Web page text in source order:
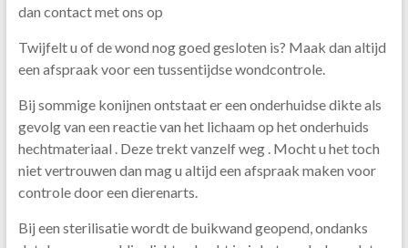
dan contact met ons op
Twijfelt u of de wond nog goed gesloten is? Maak dan altijd
een afspraak voor een tussentijdse wondcontrole.
Bij sommige konijnen ontstaat er een onderhuidse dikte als
gevolg van een reactie van het lichaam op het onderhuids
hechtmateriaal . Deze trekt vanzelf weg . Mocht u het toch
niet vertrouwen dan mag u altijd een afspraak maken voor
controle door een dierenarts.
Bij een sterilisatie wordt de buikwand geopend, ondanks